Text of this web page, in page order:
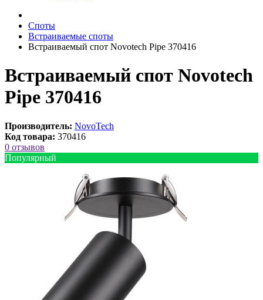
Споты
Встраиваемые споты
Встраиваемый спот Novotech Pipe 370416
Встраиваемый спот Novotech
Pipe 370416
Производитель: NovoTech
Код товара: 370416
0 отзывов
Популярный